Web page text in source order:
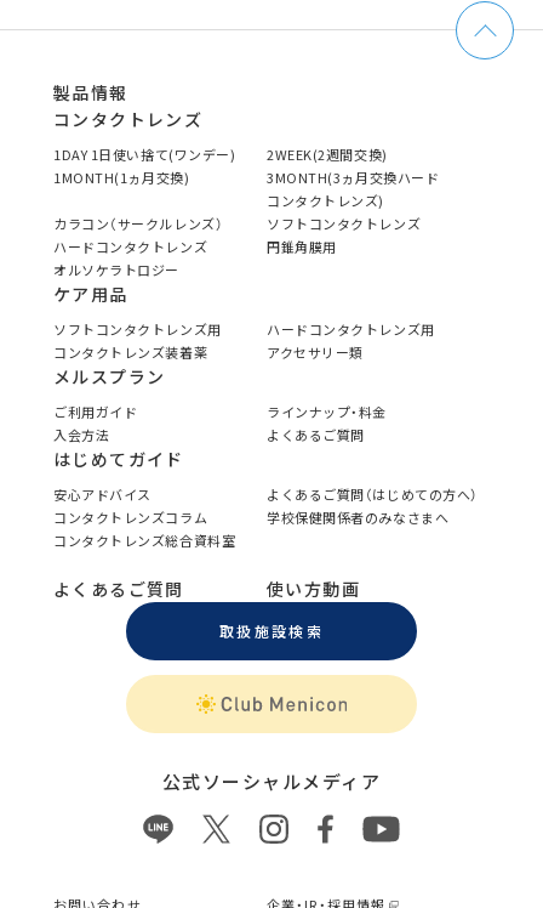
製品情報
コンタクトレンズ
1DAY 1日使い捨て(ワンデー)
2WEEK(2週間交換)
1MONTH(1ヵ月交換)
3MONTH(3ヵ月交換ハード
コンタクトレンズ)
カラコン（サークルレンズ）
ソフトコンタクトレンズ
ハードコンタクトレンズ
円錐角膜用
オルソケラトロジー
ケア用品
ソフトコンタクトレンズ用
ハードコンタクトレンズ用
コンタクトレンズ装着薬
アクセサリー類
メルスプラン
ご利用ガイド
ラインナップ・料金
入会方法
よくあるご質問
はじめてガイド
安心アドバイス
よくあるご質問（はじめての方へ）
コンタクトレンズコラム
学校保健関係者のみなさまへ
コンタクトレンズ総合資料室
よくあるご質問 使い方動画
取扱施設検索
公式ソーシャルメディア